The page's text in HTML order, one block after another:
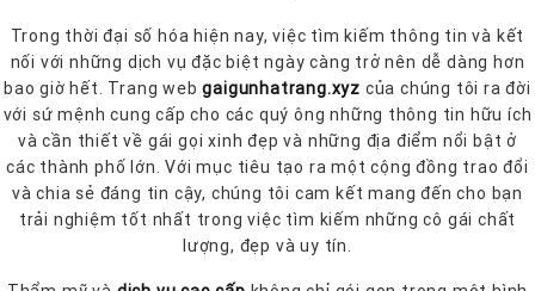
Trong thời đại số hóa hiện nay, việc tìm kiếm thông tin và kết
nối với những dịch vụ đặc biệt ngày càng trở nên dễ dàng hơn
bao giờ hết. Trang webgaigunhatrang.xyz của chúng tôi ra đời
với sứ mệnh cung cấp cho các quý ông những thông tin hữu ích
và cần thiết về gái gọi xinh đẹp và những địa điểm nổi bật ở
các thành phố lớn. Với mục tiêu tạo ra một cộng đồng trao đổi
và chia sẻ đáng tin cậy, chúng tôi cam kết mang đến cho bạn
trải nghiệm tốt nhất trong việc tìm kiếm những cô gái chất
lượng, đẹp và uy tín.